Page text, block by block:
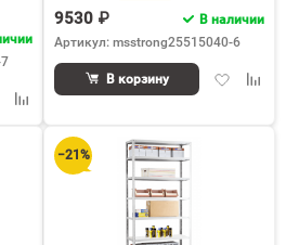
Добавить
сравнению
9530 ₽
В наличии
Артикул: msstrong25515040-6
Добавить
В корзину
−21%